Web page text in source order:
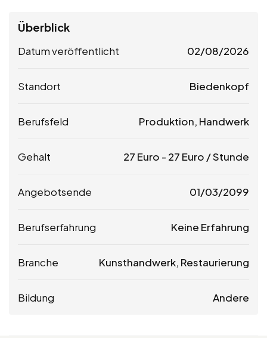
Überblick
Datum veröffentlicht 02/08/2026
Standort Biedenkopf
Berufsfeld Produktion, Handwerk
Gehalt 27 Euro - 27 Euro / Stunde
Angebotsende 01/03/2099
Berufserfahrung Keine Erfahrung
Branche Kunsthandwerk, Restaurierung
Bildung Andere